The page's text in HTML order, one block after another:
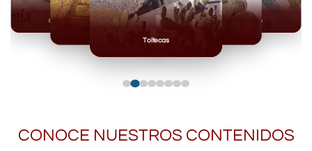
Toltecas
Mexicas
Olmecas
CONOCE NUESTROS CONTENIDOS